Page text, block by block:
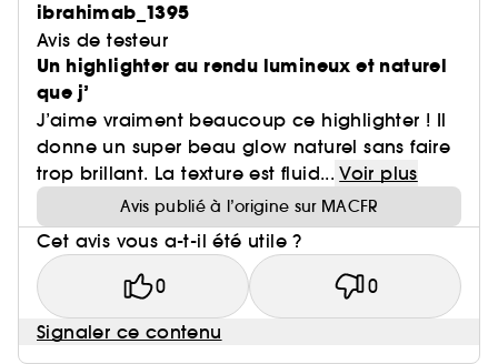
ibrahimab_1395
Avis de testeur
Un highlighter au rendu lumineux et naturel
que j’
J’aime vraiment beaucoup ce highlighter ! Il
donne un super beau glow naturel sans faire
trop brillant. La texture est fluid... Voir plus
Avis publié à l’origine sur MACFR
Cet avis vous a-t-il été utile ?
0 0
Signaler ce contenu